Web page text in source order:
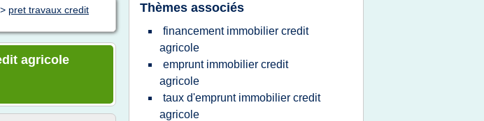
> pret travaux credit
agricole
Thèmes associés
financement immobilier credit
agricole
emprunt immobilier credit
agricole
taux d'emprunt immobilier credit
agricole